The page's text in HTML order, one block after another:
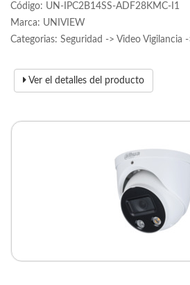
Código: UN-IPC2B14SS-ADF28KMC-I1
Marca: UNIVIEW
Categorias: Seguridad -> Video Vigilancia
Ver el detalles del producto